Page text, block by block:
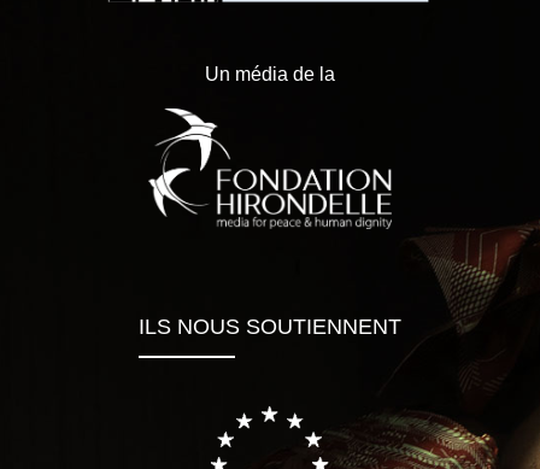
Un média de la
ILS NOUS SOUTIENNENT